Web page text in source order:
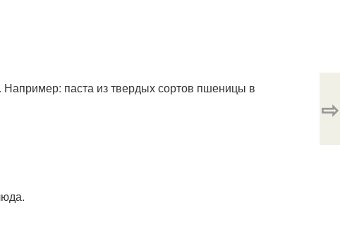
паста из твердых сортов пшеницы в
⇨